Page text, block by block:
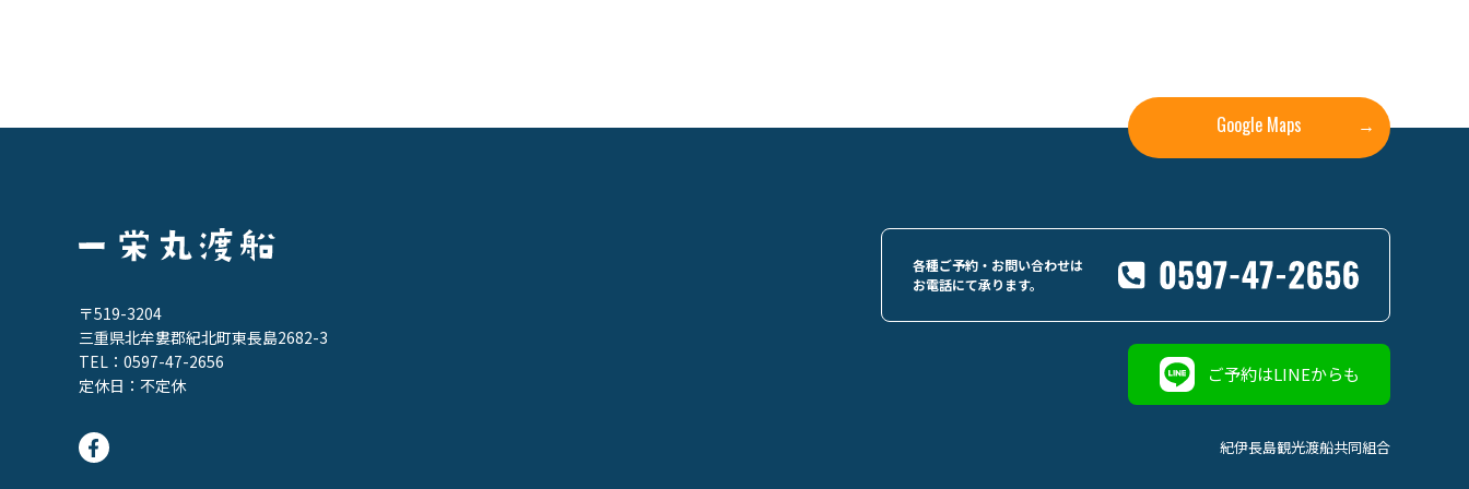
Google Maps →
〒519-3204
三重県北牟婁郡紀北町東長島2682-3
TEL： 0597-47-2656
定休日：不定休
各種ご予約・お問い合わせは
お電話にて承ります。
ご予約はLINEからも
紀伊長島観光渡船共同組合